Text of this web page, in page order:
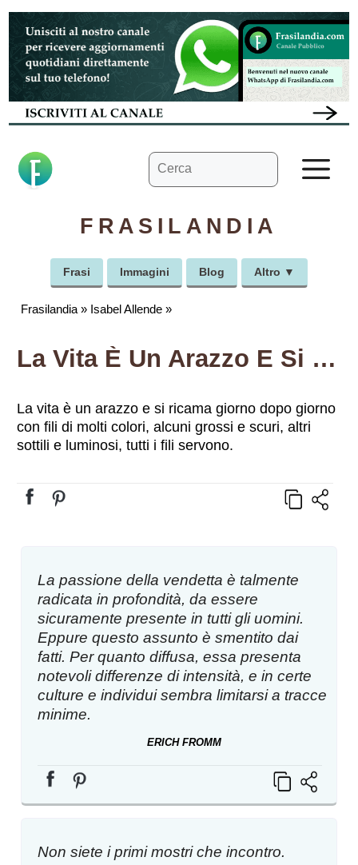
Vai
contenuto
Ricerca
per:
FRASILANDIA
Frasi Immagini Blog Altro ▼
Frasilandia » Isabel Allende »
La Vita È Un Arazzo E Si Ricama Giorno Dopo Giorno Con Fili Di Molti Colori, Alcuni Grossi E Scuri, Altri Sottili E Luminosi, Tutti I Fili Servono.
La vita è un arazzo e si ricama giorno dopo giorno
con fili di molti colori, alcuni grossi e scuri, altri
sottili e luminosi, tutti i fili servono.
La passione della vendetta è talmente
radicata in profondità, da essere
sicuramente presente in tutti gli uomini.
Eppure questo assunto è smentito dai
fatti. Per quanto diffusa, essa presenta
notevoli differenze di intensità, e in certe
culture e individui sembra limitarsi a tracce
minime.
ERICH FROMM
Non siete i primi mostri che incontro.